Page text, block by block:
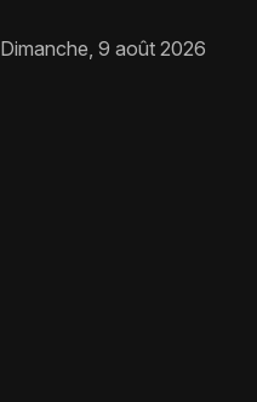
Dimanche, 9 août 2026